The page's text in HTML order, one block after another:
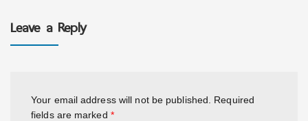
Leave a Reply
Your email address will not be published.
Required
fields are marked *